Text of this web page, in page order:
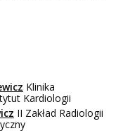
Klinika
Kardiologii
II Zakład Radiologii